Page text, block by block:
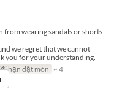
from wearing sandals or shorts
we regret that we cannot
you for your understanding.
hạn dặt món ~ 4